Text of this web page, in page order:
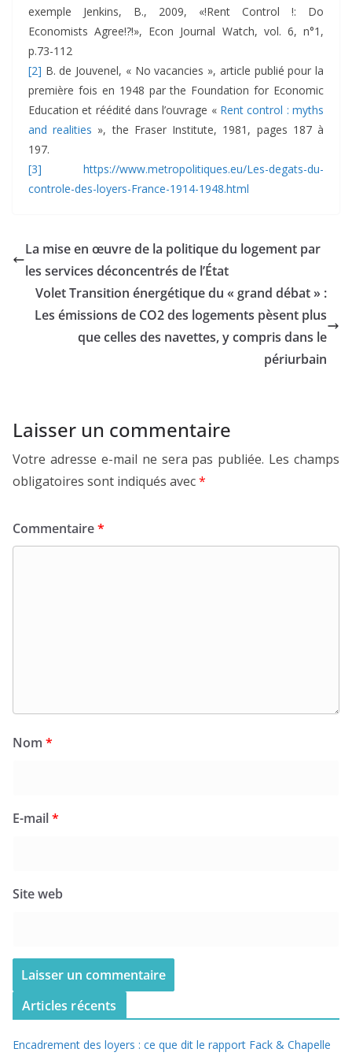
exemple Jenkins, B., 2009, «!Rent Control !: Do
Economists Agree!?!», Econ Journal Watch, vol. 6, n°1,
p.73-112
[2] B. de Jouvenel, « No vacancies », article publié pour la
première fois en 1948 par the Foundation for Economic
Education et réédité dans l’ouvrage « Rent control : myths
and realities », the Fraser Institute, 1981, pages 187 à
197.
[3]
https://www.metropolitiques.eu/Les-degats-du-
controle-des-loyers-France-1914-1948.html
La mise en œuvre de la politique du logement par
les services déconcentrés de l’État
Volet Transition énergétique du « grand débat » :
Les émissions de CO2 des logements pèsent plus
que celles des navettes, y compris dans le
périurbain
Laisser un commentaire
Votre adresse e-mail ne sera pas publiée. Les champs
obligatoires sont indiqués avec*
Commentaire*
Nom *
E-mail*
Site web
Articles récents
Encadrement des loyers : ce que dit le rapport Fack & Chapelle